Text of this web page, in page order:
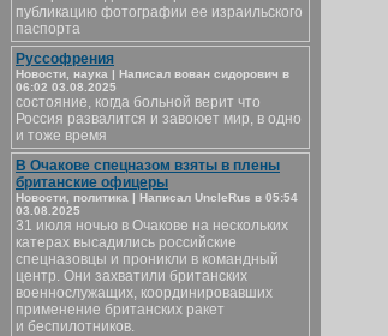
публикацию фотографии ее израильского
паспорта
Руссофрения
Новости, наука | Написал вован сидорович в
06:02 03.08.2025
состояние, когда больной верит что
Россия развалится и завоюет мир, в одно
и тоже время
В Очакове спецназом взяты в плены
британские офицеры
Новости, политика | Написал UncleRus в 05:54
03.08.2025
31 июля ночью в Очакове на нескольких
катерах высадились российские
спецназовцы и проникли в командный
центр. Они захватили британских
военнослужащих, координировавших
применение британских ракет
и беспилотников.